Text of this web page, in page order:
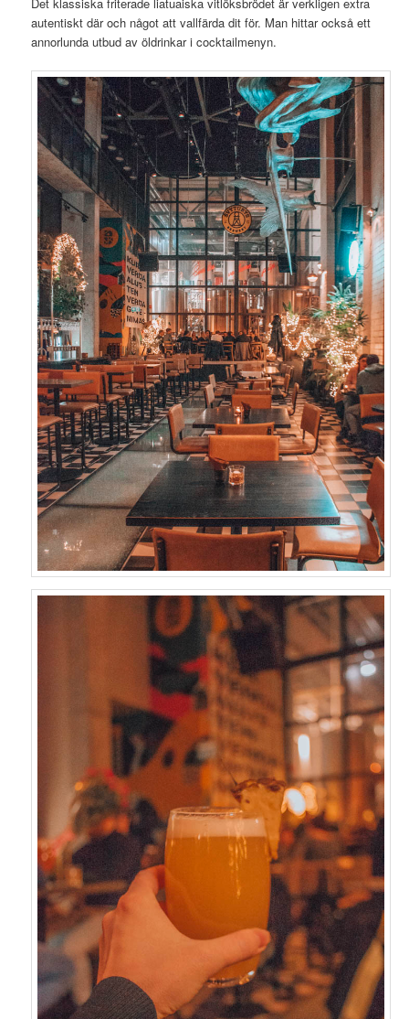
autentiskt där och något att vallfärda dit för. Man hittar också ett
annorlunda utbud av öldrinkar i cocktailmenyn.